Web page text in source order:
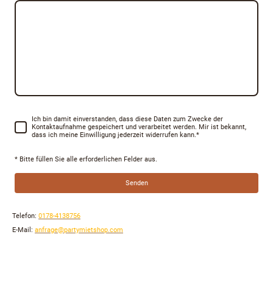
Ich bin damit einverstanden, dass diese Daten zum Zwecke der
Kontaktaufnahme gespeichert und verarbeitet werden. Mir ist bekannt,
dass ich meine Einwilligung jederzeit widerrufen kann.*
* Bitte füllen Sie alle erforderlichen Felder aus.
Senden
Telefon: 0178-4138756
E-Mail: anfrage@partymietshop.com